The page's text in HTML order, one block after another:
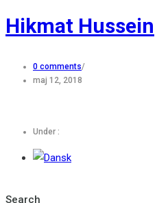
Hikmat Hussein
0 comments/
maj 12, 2018
Under :
Search